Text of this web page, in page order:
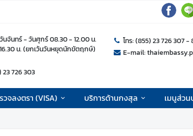
วันจันทร์ - วันศุกร์ 08.30 - 12.00 น.
น. (ยกเว้นวันหยุดนักขัตฤกษ์)
726 303
โทร: (855) 23 726 307 -
E-mail:
จลงตรา (VISA) บริการด้านกงสุล เมนูส่ว